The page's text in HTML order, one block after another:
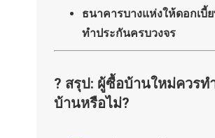
ธนาคารบางแห่งให้ดอกเบี้
ทำประกันครบวงจร
? สรุป: ผู้ซื้อบ้านใหม่ควรท
บ้านหรือไม่?